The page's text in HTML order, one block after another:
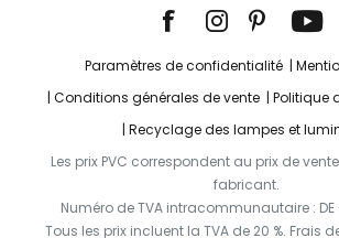
Paramètres de confidentialité
Conditions générales de vente
Politique
Recyclage des lampes et
Les prix PVC correspondent au prix de
fabricant.
Numéro de TVA intracommunautaire : DE
Tous les prix incluent la TVA de 20 %. Frais